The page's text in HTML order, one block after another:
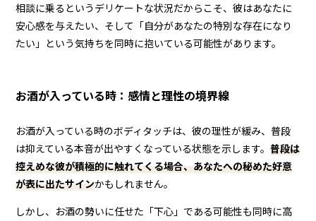
相談に乗るというデリケートな状況だからこそ、彼はあなたに
安心感を与えたい、そして「自分があなたの特別な存在になり
たい」という気持ちを同時に抱いている可能性があります。
お酒が入っている時：感情と理性の境界線
お酒が入っている時のボディタッチは、彼の理性が緩み、普段
は抑えている本音が出やすくなっている状態を示します。普段は
控えめな彼が積極的に触れてくる場合、あなたへの秘めた好意
が表に出たサインかもしれません。
しかし、お酒の勢いに任せた「下心」である可能性も同時に高